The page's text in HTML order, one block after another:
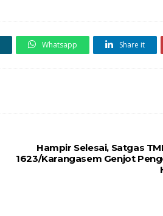
Whatsapp Share it
Hampir Selesai, Satgas
1623/Karangasem Genjot